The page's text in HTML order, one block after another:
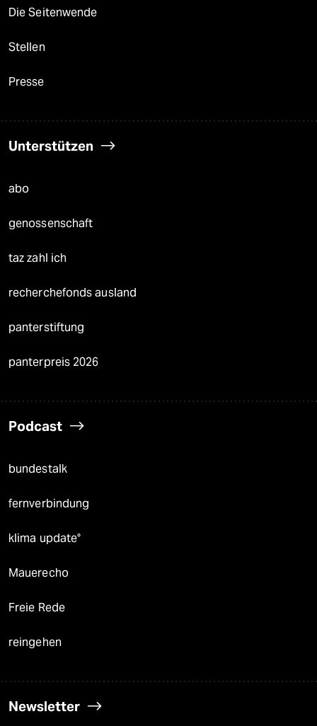
Die Seitenwende
Stellen
Presse
Unterstützen
abo
genossenschaft
taz zahl ich
recherchefonds ausland
panterstiftung
panterpreis 2026
Podcast
bundestalk
fernverbindung
klima update°
Mauerecho
Freie Rede
reingehen
Newsletter